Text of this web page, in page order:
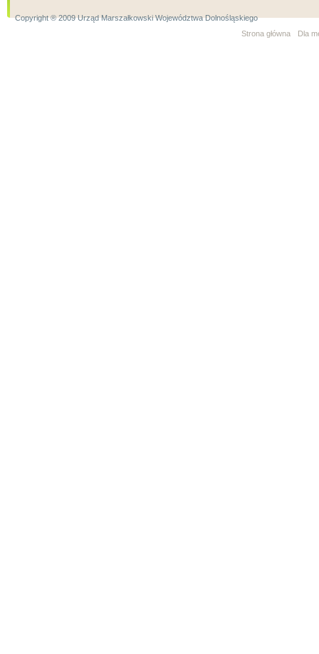
Copyright ® 2009 Urząd Marszałkowski Województwa Dolnośląskiego
Strona główna
Dla